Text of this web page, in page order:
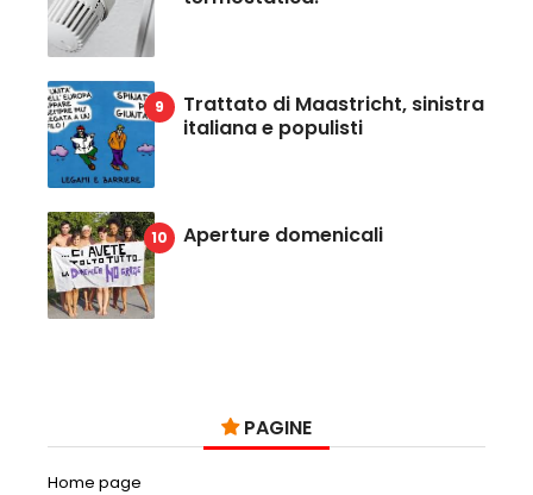
Trattato di Maastricht, sinistra
italiana e populisti
Aperture domenicali
PAGINE
Home page